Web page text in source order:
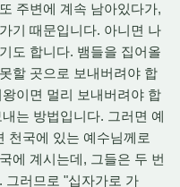
주변에 계속 남아있다가,
기 때문입니다. 아니면 나
도 합니다. 뱀들을 집어올
할 곳으로 보내버려야 합
이면 멀리 보내버려야 합
는 방법입니다. 그러면 예
천국에 있는 예수님께로
에 계시는데, 그들은 두 번
그러므로 "십자가로 가